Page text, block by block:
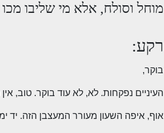
מוחל וסולח, אלא מי שליבו
רקע:
בוקר,
העיניים נפקחות. לא, לא עוד בוקר. טוב, אין
אוף, איפה השעון מעורר המעצבן הזה. יד